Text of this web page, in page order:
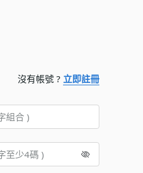
沒有帳號 ? 立即註冊